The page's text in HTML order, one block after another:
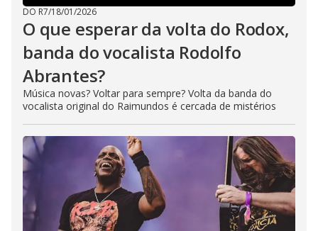
DO R7/18/01/2026
O que esperar da volta do Rodox,
banda do vocalista Rodolfo
Abrantes?
Música novas? Voltar para sempre? Volta da banda do
vocalista original do Raimundos é cercada de mistérios